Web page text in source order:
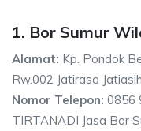
1. Bor Sumur
Alamat: Kp. Pondok
Rw.002 Jatirasa
Nomor Telepon: 0856
TIRTANADI Jasa Bor